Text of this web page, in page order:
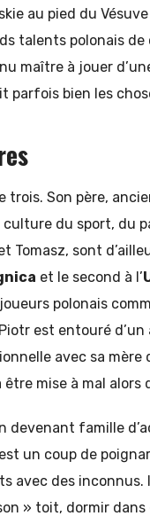
au pied du
talents polonais
maître à jouer
parfois bien les
Son père,
du sport, du
Tomasz, sont
et le second à l’
polonais
est entouré
avec sa
mise à mal alors
devenant famille
un coup de
avec des inconnus.
» toit, dormir